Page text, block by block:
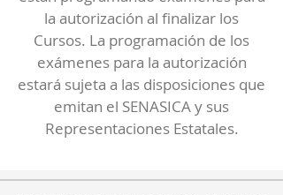
la autorización al finalizar los
Cursos. La programación de los
exámenes para la autorización
estará sujeta a las disposiciones que
emitan el SENASICA y sus
Representaciones Estatales.